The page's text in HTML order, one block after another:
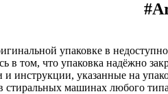
упаковке в
в том, что упаковка надёжно
и инструкции, указанные на
стиральных машинах любого